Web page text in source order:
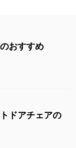
おすすめ
ドアチェアの